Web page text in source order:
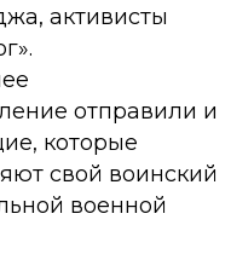
активисты
отправили и
которые
свой воинский
военной